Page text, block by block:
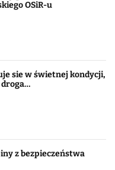
OSiR-u
sie w świetnej kondycji,
z bezpieczeństwa